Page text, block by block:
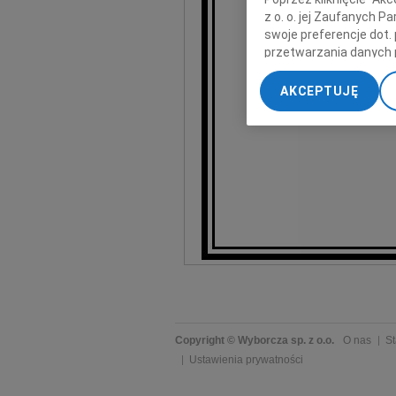
wyrazy
Copyright © Wyborcza sp. z o.o. O nas
Ustawienia prywatności
z o. o. jej Zaufanych
swoje preferencje dot.
przetwarzania danych
„Ustawienia
My, nasi Zaufani
dokładnych danych
Przechowywanie
AKCEPTUJĘ